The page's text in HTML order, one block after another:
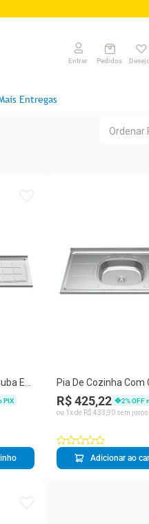
Entrar Pedidos
Entregas
Ordenar
E
Inox -
PIX
Pia De Cozinha Com
Válvula Bali 100cm
Ghel Plus
R$ 425,22 2% OFF
ou 1 x de R$ 433 90sem juros
Adicionar ao